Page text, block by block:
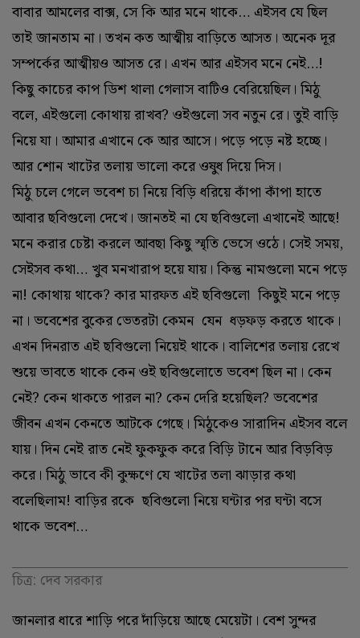
বাবার আমলের বাক্স, সে কি আর মনে থাকে… এইসব যে ছিল
তাই জানতাম না। তখন কত আত্মীয় বাড়িতে আসত। অনেক দূর
সম্পর্কের আত্মীয়ও আসত রে। এখন আর এইসব মনে নেই…!
কিছু কাচের কাপ ডিশ থালা গেলাস বাটিও বেরিয়েছিল। মিঠু
বলে, এইগুলো কোথায় রাখব? ওইগুলো সব নতুন রে। তুই বাড়ি
নিয়ে যা। আমার এখানে কে আর আসে। পড়ে পড়ে নষ্ট হচ্ছে।
আর শোন খাটের তলায় ভালো করে ওষুধ দিয়ে দিস।
মিঠু চলে গেলে ভবেশ চা নিয়ে বিড়ি ধরিয়ে কাঁপা কাঁপা হাতে
আবার ছবিগুলো দেখে। জানতই না যে ছবিগুলো এখানেই আছে!
মনে করার চেষ্টা করলে আবছা কিছু স্মৃতি ভেসে ওঠে। সেই সময়,
সেইসব কথা… খুব মনখারাপ হয়ে যায়। কিন্তু নামগুলো মনে পড়ে
না! কোথায় থাকে? কার মারফত এই ছবিগুলো কিছুই মনে পড়ে
না। ভবেশের বুকের ভেতরটা কেমন যেন ধড়ফড় করতে থাকে।
এখন দিনরাত এই ছবিগুলো নিয়েই থাকে। বালিশের তলায় রেখে
শুয়ে ভাবতে থাকে কেন ওই ছবিগুলোতে ভবেশ ছিল না। কেন
নেই? কেন থাকতে পারল না? কেন দেরি হয়েছিল? ভবেশের
জীবন এখন কেনতে আটকে গেছে। মিঠুকেও সারাদিন এইসব বলে
যায়। দিন নেই রাত নেই ফুকফুক করে বিড়ি টানে আর বিড়বিড়
করে। মিঠু ভাবে কী কুক্ষণে যে খাটের তলা ঝাড়ার কথা
বলেছিলাম! বাড়ির রকে ছবিগুলো নিয়ে ঘন্টার পর ঘন্টা বসে
থাকে ভবেশ…
চিত্র: দেব সরকার
জানলার ধারে শাড়ি পরে দাঁড়িয়ে আছে মেয়েটা। বেশ সুন্দর